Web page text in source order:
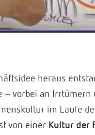
heraus
vorbei an Irrtümern
im Laufe
von einer Kultur der